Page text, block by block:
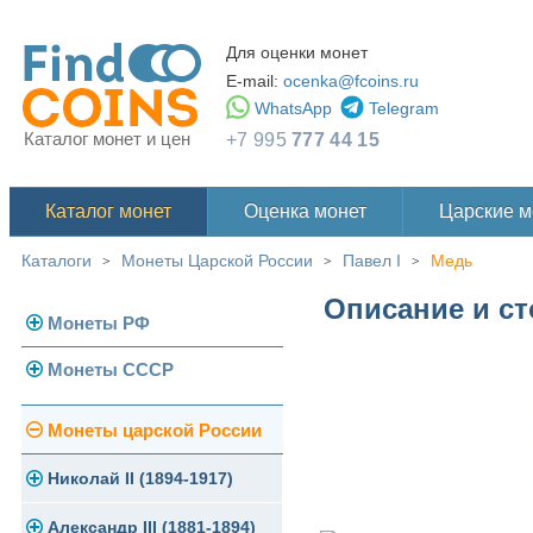
Каталог монет и цен
Для оценки монет
E-mail: ocenka@fcoins.ru
WhatsApp
Telegram
+7 995777 44 15
Каталог монет Оценка монет Царские
Каталоги > Монеты Царской России > Павел I > Медь
Монеты РФ
Современная Россия
Монеты 1991-1993 гг.
Памятные и юбилейные
Монеты СССР
Погодовка СССР
Монеты 1958 года
Золотые червонцы
Монеты царской России
Николай II (1894-1917)
Золото
Александр III (1881-1894)
Описание и